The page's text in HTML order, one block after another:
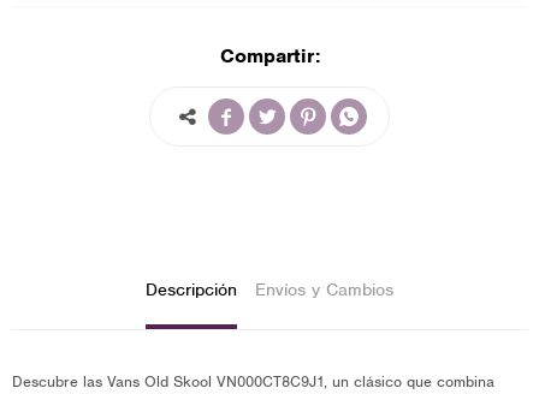
Compartir:
   
Descripción Envíos y Cambios
Descubre las Vans Old Skool VN000CT8C9J1, un clásico que combina